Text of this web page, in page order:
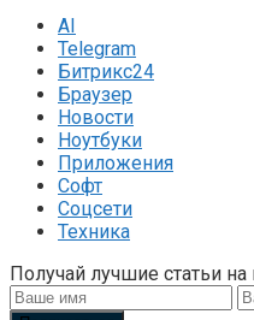
AI
Telegram
Битрикс24
Браузер
Новости
Ноутбуки
Приложения
Софт
Соцсети
Техника
Получай лучшие статьи